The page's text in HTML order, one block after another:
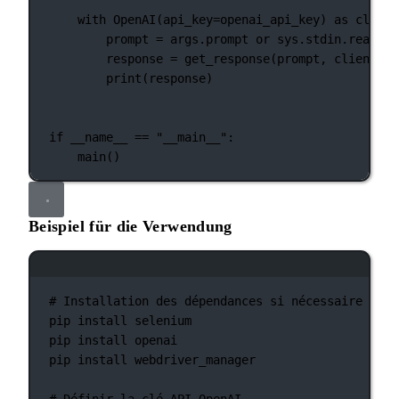
with OpenAI(api_key=openai_api_key) as
prompt = args.prompt or sys.stdin.read()
response = get_response(prompt, client)
print (response)
if __name__ == "__main__" :
main()
Beispiel für die Verwendung
# Installation des dépendances si nécessaire :
pip
install
selenium
pip
install
openai
pip
install webdriver_manager